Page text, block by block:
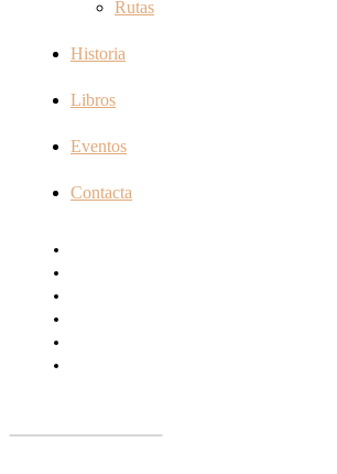
Rutas
Historia
Libros
Eventos
Contacta